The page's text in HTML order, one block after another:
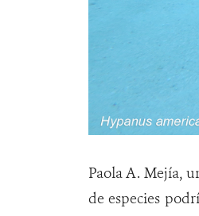
Paola A. Mejía,
de especies